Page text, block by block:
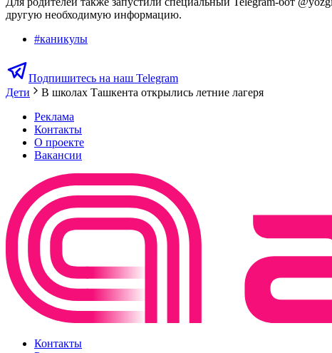
другую необходимую информацию.
#каникулы
Подпишитесь на наш Telegram
Дети
В школах Ташкента открылись летние лагеря
Реклама
Контакты
О проекте
Вакансии
Контакты